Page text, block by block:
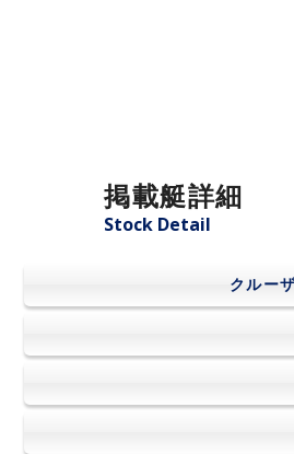
掲載艇詳細
Stock Detail
クルー